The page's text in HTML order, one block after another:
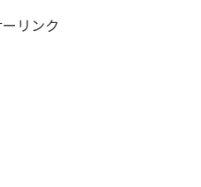
リンク